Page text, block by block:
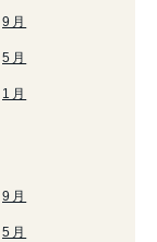
9月
5月
1月
9月
5月